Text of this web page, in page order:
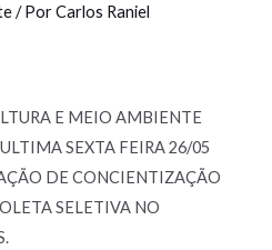
/ PorCarlos Raniel
E MEIO AMBIENTE
SEXTA FEIRA 26/05
DE CONCIENTIZAÇÃO
SELETIVA NO